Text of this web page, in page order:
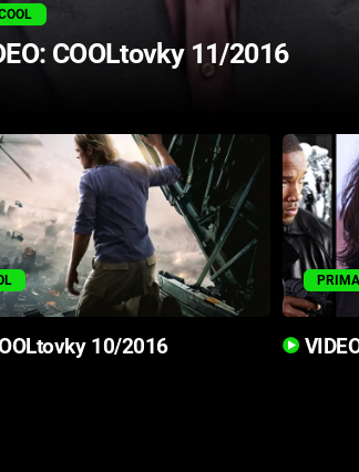
COOLtovky 11/2016
10/2016